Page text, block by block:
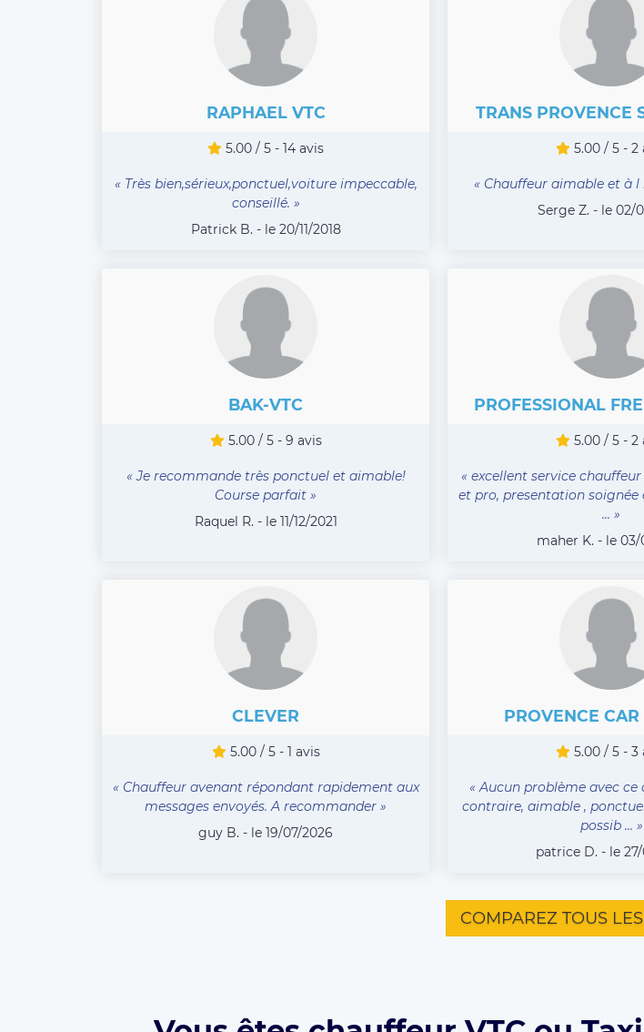
RAPHAEL VTC
5.00 / 5 - 14 avis
« Très bien,sérieux,ponctuel,voiture impeccable,
conseillé. »
Patrick B. - le 20/11/2018
TRANS PROVENCE
5.00 / 5 - 2
« Chauffeur aimable et à l
Serge Z. - le 02/
BAK-VTC
5.00 / 5 - 9 avis
« Je recommande très ponctuel et aimable!
Course parfait »
Raquel R. - le 11/12/2021
PROFESSIONAL
5.00 / 5 - 2
« excellent service
et pro, presentation soignée
... »
maher K. - le 03/
CLEVER
5.00 / 5 - 1 avis
« Chauffeur avenant répondant rapidement aux
messages envoyés. A recommander »
guy B. - le 19/07/2026
PROVENCE
5.00 / 5 - 3
« Aucun problème avec
contraire, aimable ,
possib ... »
patrice D. - le 27/
COMPAREZ TOUS